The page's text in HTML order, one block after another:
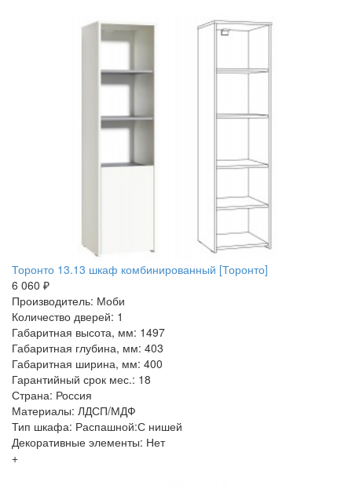
Торонто 13.13 шкаф комбинированный [Торонто]
6 060 ₽
Производитель: Моби
Количество дверей: 1
Габаритная высота, мм: 1497
Габаритная глубина, мм: 403
Габаритная ширина, мм: 400
Гарантийный срок мес.: 18
Страна: Россия
Материалы: ЛДСП/МДФ
Тип шкафа: Распашной:С нишей
Декоративные элементы: Нет
+